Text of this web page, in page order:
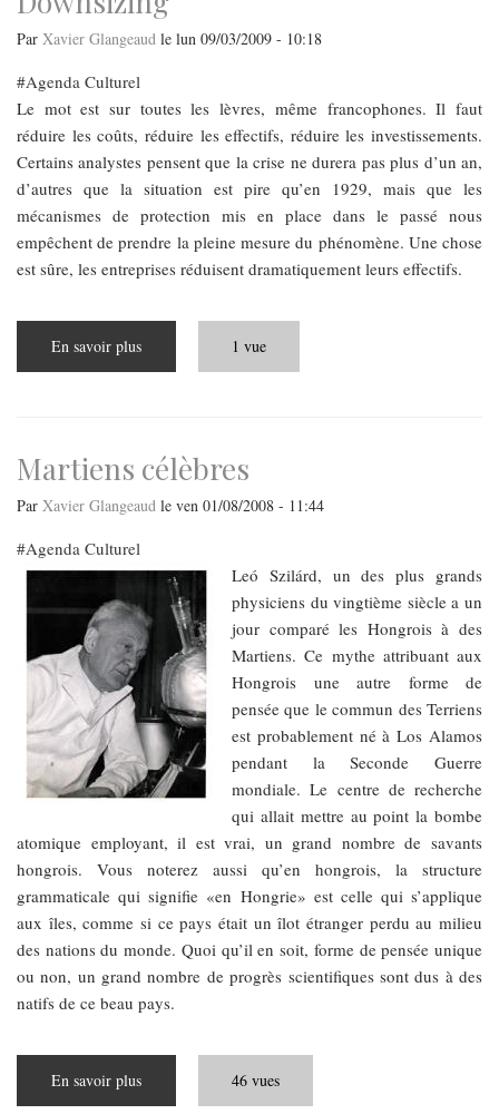
Par Xavier Glangeaud le lun 09/03/2009 - 10:18
Agenda Culturel
Le mot est sur toutes les lèvres, même francophones. Il faut
réduire les coûts, réduire les effectifs, réduire les investissements.
Certains analystes pensent que la crise ne durera pas plus d’un an,
d’autres que la situation est pire qu’en 1929, mais que les
mécanismes de protection mis en place dans le passé nous
empêchent de prendre la pleine mesure du phénomène. Une chose
est sûre, les entreprises réduisent dramatiquement leurs effectifs.
En savoir plus 1 vue
Martiens célèbres
Par Xavier Glangeaud le ven 01/08/2008 - 11:44
Agenda Culturel
Leó Szilárd, un des plus grands
physiciens du vingtième siècle a un
jour comparé les Hongrois à des
Martiens. Ce mythe attribuant aux
Hongrois une autre forme de
pensée que le commun des Terriens
est probablement né à Los Alamos
pendant la Seconde Guerre
mondiale. Le centre de recherche
qui allait mettre au point la bombe
atomique employant, il est vrai, un grand nombre de savants
hongrois. Vous noterez aussi qu’en hongrois, la structure
grammaticale qui signifie «en Hongrie» est celle qui s’applique
aux îles, comme si ce pays était un îlot étranger perdu au milieu
des nations du monde. Quoi qu’il en soit, forme de pensée unique
ou non, un grand nombre de progrès scientifiques sont dus à des
natifs de ce beau pays.
En savoir plus 46 vues